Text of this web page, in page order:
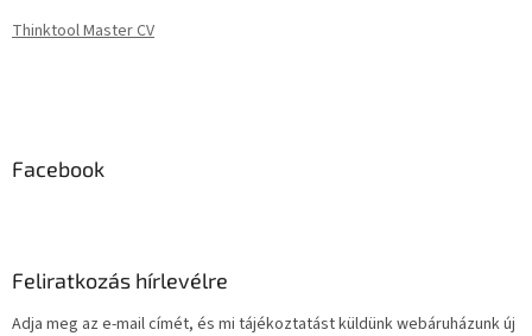
Thinktool Master CV
Facebook
Feliratkozás hírlevélre
Adja meg az e-mail címét, és mi tájékoztatást küldünk webáruházunk új